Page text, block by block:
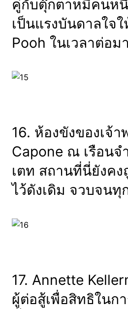
คู่กับตุ๊กตาหมีคนห
เป็นแรงบันดาลใจ
Pooh ในเวลาต่อมา
16. ห้องขังของเจ้า
Capone ณ เรือนจ
เตท สถานที่นี่ยังคง
ไว้ดังเดิม จวบจนทุ
17. Annette
ผู้ต่อสู้เพื่อสิทธิในก